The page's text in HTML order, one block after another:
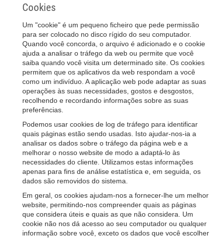
Cookies
Um "cookie" é um pequeno ficheiro que pede permissão
para ser colocado no disco rígido do seu computador.
Quando você concorda, o arquivo é adicionado e o cookie
ajuda a analisar o tráfego da web ou permite que você
saiba quando você visita um determinado site. Os cookies
permitem que os aplicativos da web respondam a você
como um indivíduo. A aplicação web pode adaptar as suas
operações às suas necessidades, gostos e desgostos,
recolhendo e recordando informações sobre as suas
preferências.
Podemos usar cookies de log de tráfego para identificar
quais páginas estão sendo usadas. Isto ajudar-nos-ia a
analisar os dados sobre o tráfego da página web e a
melhorar o nosso website de modo a adaptá-lo às
necessidades do cliente. Utilizamos estas informações
apenas para fins de análise estatística e, em seguida, os
dados são removidos do sistema.
Em geral, os cookies ajudam-nos a fornecer-lhe um melhor
website, permitindo-nos compreender quais as páginas
que considera úteis e quais as que não considera. Um
cookie não nos dá acesso ao seu computador ou qualquer
informação sobre você, exceto os dados que você escolher